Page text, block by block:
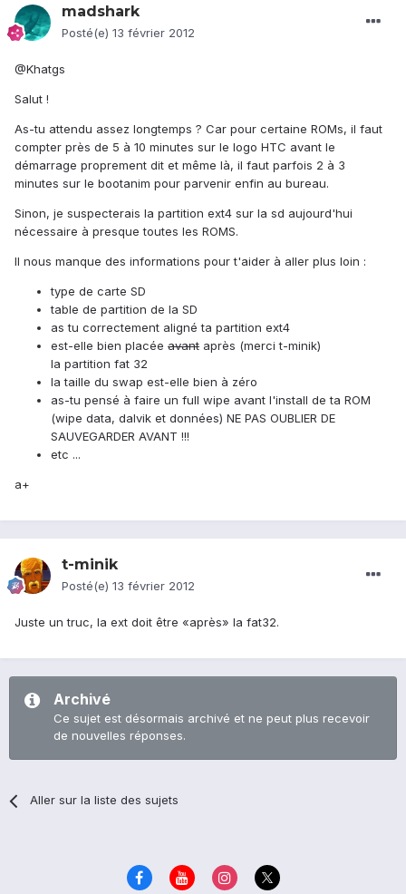
madshark
Posté(e) 13 février 2012
@Khatgs
Salut !
As-tu attendu assez longtemps ? Car pour certaine ROMs, il faut
compter près de 5 à 10 minutes sur le logo HTC avant le
démarrage proprement dit et même là, il faut parfois 2 à 3
minutes sur le bootanim pour parvenir enfin au bureau.
Sinon, je suspecterais la partition ext4 sur la sd aujourd'hui
nécessaire à presque toutes les ROMS.
Il nous manque des informations pour t'aider à aller plus loin :
type de carte SD
table de partition de la SD
as tu correctement aligné ta partition ext4
est-elle bien placée avant après (merci t-minik)
la partition fat 32
la taille du swap est-elle bien à zéro
as-tu pensé à faire un full wipe avant l'install de ta ROM
(wipe data, dalvik et données) NE PAS OUBLIER DE
SAUVEGARDER AVANT !!!
etc ...
a+
t-minik
Posté(e) 13 février 2012
Juste un truc, la ext doit être «après» la fat32.
Archivé
Ce sujet est désormais archivé et ne peut plus recevoir
de nouvelles réponses.
Aller sur la liste des sujets